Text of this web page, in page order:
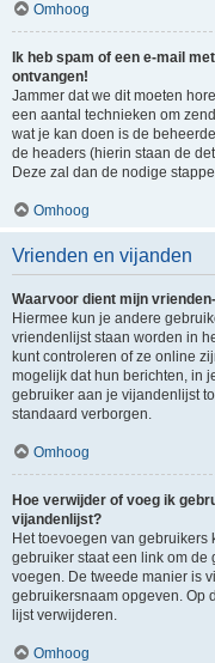
Omhoog
Ik heb spam of een e-mail
ontvangen!
Jammer dat we dit moeten
een aantal technieken om
wat je kan doen is de
de headers (hierin staan de
Deze zal dan de nodige
Omhoog
Vrienden en vijanden
Waarvoor dient mijn
Hiermee kun je andere
vriendenlijst staan worden in
kunt controleren of ze online
mogelijk dat hun berichten, in
gebruiker aan je vijandenlijst
standaard verborgen.
Omhoog
Hoe verwijder of voeg ik
vijandenlijst?
Het toevoegen van
gebruiker staat een link om de
voegen. De tweede manier is
gebruikersnaam opgeven. Op
lijst verwijderen.
Omhoog